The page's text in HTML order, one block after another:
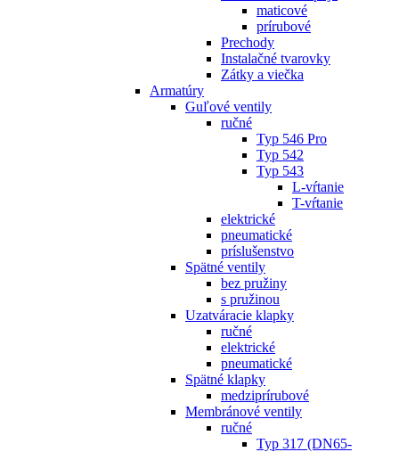
maticové
prírubové
Prechody
Instalačné tvarovky
Zátky a viečka
Armatúry
Guľové ventily
ručné
Typ 546 Pro
Typ 542
Typ 543
L-vŕtanie
T-vŕtanie
elektrické
pneumatické
príslušenstvo
Spätné ventily
bez pružiny
s pružinou
Uzatváracie klapky
ručné
elektrické
pneumatické
Spätné klapky
medziprírubové
Membránové ventily
ručné
Typ 317 (DN65-